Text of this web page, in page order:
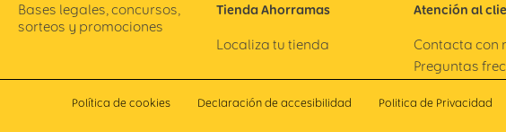
Bases legales, concursos,
sorteos y promociones
Tienda Ahorramas
Localiza tu tienda
Atención al
Contacta con
Preguntas
Política de cookies Declaración de accesibilidad Politica de Privacidad